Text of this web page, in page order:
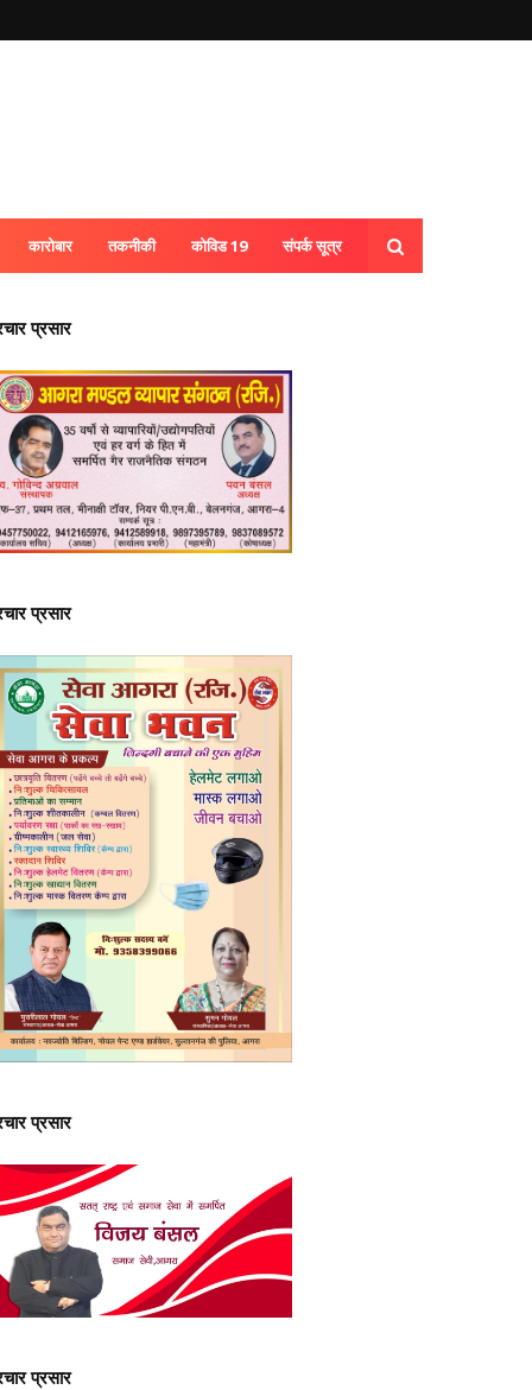
कारोबार तकनीकी कोविड 19 संपर्क सूत्र
प्रसार
प्रसार
प्रसार
प्रसार